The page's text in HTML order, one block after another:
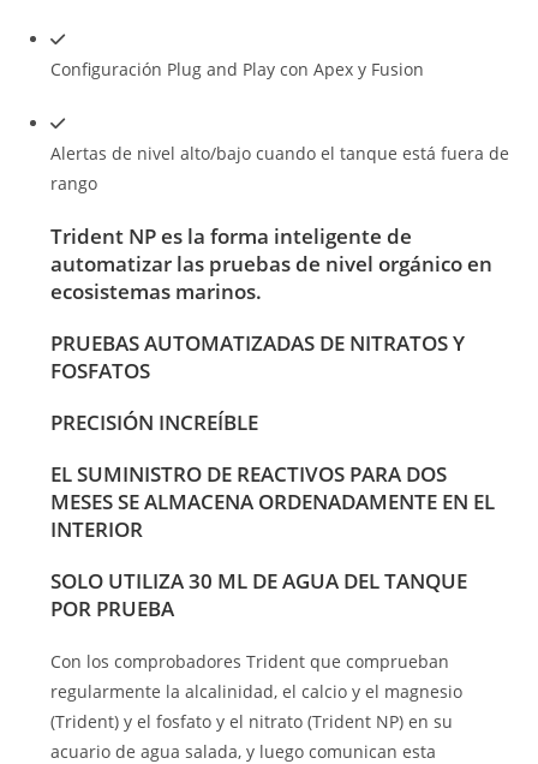
Configuración Plug and Play con Apex y Fusion
Alertas de nivel alto/bajo cuando el tanque está fuera de
rango
Trident NP es la forma inteligente de
automatizar las pruebas de nivel orgánico en
ecosistemas marinos.
PRUEBAS AUTOMATIZADAS DE NITRATOS Y
FOSFATOS
PRECISIÓN INCREÍBLE
EL SUMINISTRO DE REACTIVOS PARA DOS
MESES SE ALMACENA ORDENADAMENTE EN EL
INTERIOR
SOLO UTILIZA 30 ML DE AGUA DEL TANQUE
POR PRUEBA
Con los comprobadores Trident que comprueban
regularmente la alcalinidad, el calcio y el magnesio
(Trident) y el fosfato y el nitrato (Trident NP) en su
acuario de agua salada, y luego comunican esta